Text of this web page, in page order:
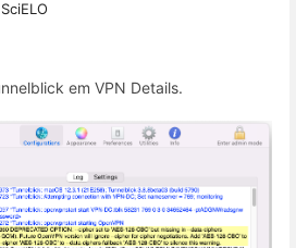
em VPN Details.